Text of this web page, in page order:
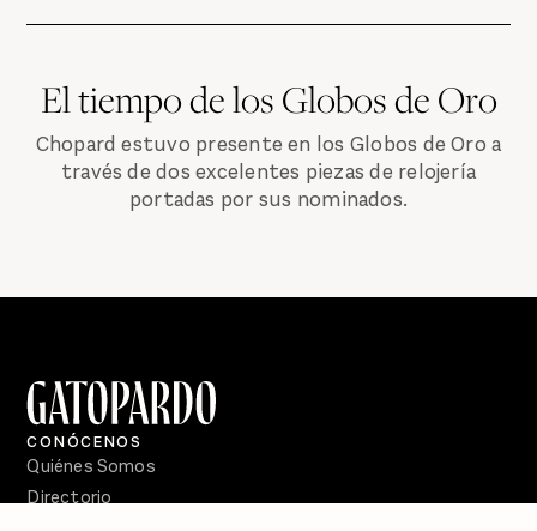
El tiempo de los Globos de Oro
Chopard estuvo presente en los Globos de Oro a
través de dos excelentes piezas de relojería
portadas por sus nominados.
CONÓCENOS
Quiénes Somos
Directorio